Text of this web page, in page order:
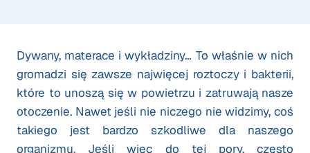
Dywany, materace i wykładziny… To właśnie w nich
gromadzi się zawsze najwięcej roztoczy i bakterii,
które to unoszą się w powietrzu i zatruwają nasze
otoczenie. Nawet jeśli nie niczego nie widzimy, coś
takiego jest bardzo szkodliwe dla naszego
organizmu. Jeśli więc do tej pory, często